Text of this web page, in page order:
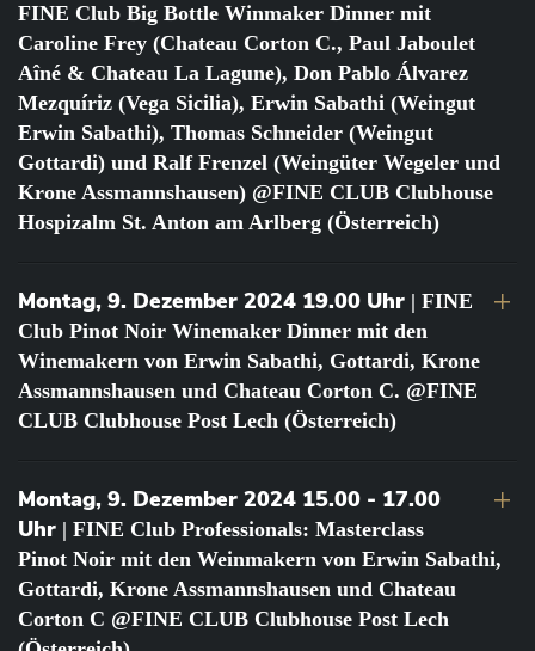
FINE Club Big Bottle Winmaker Dinner mit
Caroline Frey (Chateau Corton C., Paul Jaboulet
Aîné & Chateau La Lagune), Don Pablo Álvarez
Mezquíriz (Vega Sicilia), Erwin Sabathi (Weingut
Erwin Sabathi), Thomas Schneider (Weingut
Gottardi) und Ralf Frenzel (Weingüter Wegeler und
Krone Assmannshausen) @FINE CLUB Clubhouse
Hospizalm St. Anton am Arlberg (Österreich)
Montag, 9. Dezember 2024 19.00 Uhr | FINE
Club Pinot Noir Winemaker Dinner mit den
Winemakern von Erwin Sabathi, Gottardi, Krone
Assmannshausen und Chateau Corton C. @FINE
CLUB Clubhouse Post Lech (Österreich)
Montag, 9. Dezember 2024 15.00 - 17.00
Uhr | FINE Club Professionals: Masterclass
Pinot Noir mit den Weinmakern von Erwin Sabathi,
Gottardi, Krone Assmannshausen und Chateau
Corton C @FINE CLUB Clubhouse Post Lech